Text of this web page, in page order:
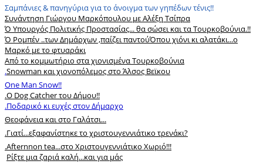
Σαμπάνιες & πανηγύρια για το άνοιγμα των γηπέδων τένις!!
Συνάντηση Γιώργου Μαρκόπουλου με Αλέξη Τσίπρα
Ό Υπουργός Πολιτικής Προστασίας... θα σώσει και τα Τουρκοβούνια.!!
Ό Ρομπέν ..των Δημάρχων ,παίζει παντούΌπου χιόνι κι αλατάκι...ο
Μαρκό με το φτυαράκι
Από το κομμωτήριο στα χιονισμένα Τουρκοβούνια
.Snowman και χιονοπόλεμος στο Άλσος Βεϊκου
One Man Snow!!
.Ο Dog Catcher του Δήμου!!
.Ποδαρικό κι ευχές στον Δήμαρχο
Θεοφάνεια και στο Γαλάτσι...
.Γιατί...εξαφανίστηκε το χριστουγεννιάτικο τρενάκι?
.Afternnon tea...στο Χριστουγεννιάτικο Χωριό!!!
Ρίξτε μια ζαριά καλή...και για μάς